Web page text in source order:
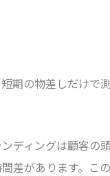
期の物差しだけで
ディングは顧客の
差があります。こ